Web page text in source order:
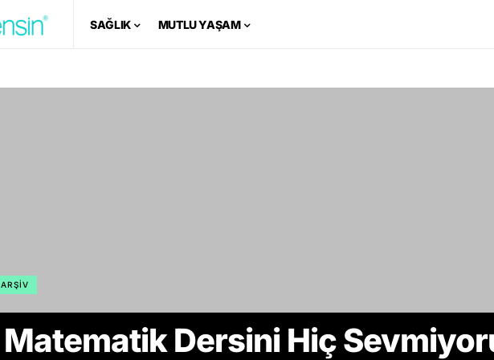
SAĞLIK MUTLU YAŞAM
ARŞIV
Matematik Dersini Hiç